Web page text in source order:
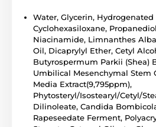
Water, Glycerin, Hydrogenated
Cyclohexasiloxane,
Niacinamide, Limnanthes
Oil, Dicaprylyl Ether, Cetyl
Butyrospermum Parkii (Shea)
Umbilical Mesenchymal Stem
Media Extract(9,795ppm),
Phytosteryl/Isostearyl/Cetyl/
Dilinoleate, Candida
Rapeseedate Ferment,